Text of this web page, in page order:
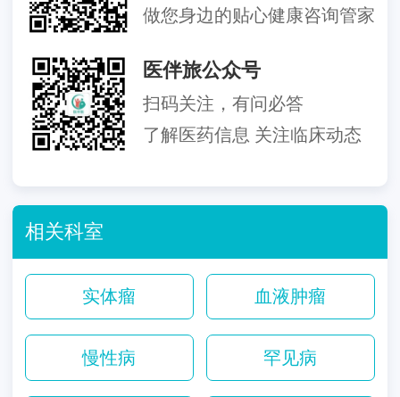
做您身边的贴心健康咨询管家
医伴旅公众号
扫码关注，有问必答
了解医药信息 关注临床动态
相关科室
实体瘤 血液肿瘤
慢性病 罕见病